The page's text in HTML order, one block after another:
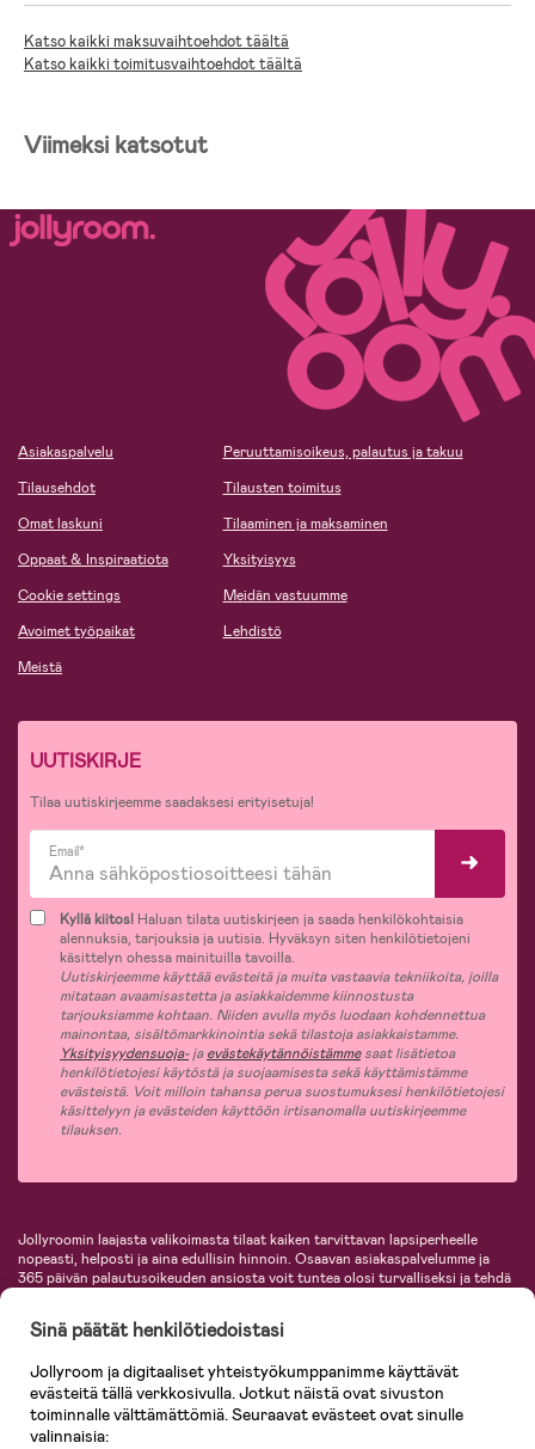
Katso kaikki maksuvaihtoehdot täältä
Katso kaikki toimitusvaihtoehdot täältä
Viimeksi katsotut
Asiakaspalvelu
Tilausehdot
Omat laskuni
Oppaat & Inspiraatiota
Cookie settings
Avoimet työpaikat
Meistä
Peruuttamisoikeus, palautus ja takuu
Tilausten toimitus
Tilaaminen ja maksaminen
Yksityisyys
Meidän vastuumme
Lehdistö
UUTISKIRJE
Tilaa uutiskirjeemme saadaksesi erityisetuja!
Email*
Kyllä kiitos! Haluan tilata uutiskirjeen ja saada henkilökohtaisia
alennuksia, tarjouksia ja uutisia. Hyväksyn siten henkilötietojeni
käsittelyn ohessa mainituilla tavoilla.
Uutiskirjeemme käyttää evästeitä ja muita vastaavia tekniikoita, joilla
mitataan avaamisastetta ja asiakkaidemme kiinnostusta
tarjouksiamme kohtaan. Niiden avulla myös luodaan kohdennettua
mainontaa, sisältömarkkinointia sekä tilastoja asiakkaistamme.
Yksityisyydensuoja-jaevästekäytännöistämmesaat lisätietoa
henkilötietojesi käytöstä ja suojaamisesta sekä käyttämistämme
evästeistä. Voit milloin tahansa perua suostumuksesi henkilötietojesi
käsittelyyn ja evästeiden käyttöön irtisanomalla uutiskirjeemme
tilauksen.
Jollyroomin laajasta valikoimasta tilaat kaiken tarvittavan lapsiperheelle
nopeasti, helposti ja aina edullisin hinnoin. Osaavan asiakaspalvelumme ja
365 päivän palautusoikeuden ansiosta voit tuntea olosi turvalliseksi ja tehdä
lastentarvikkeita sekä paljon muuta. Meiltä löydät lukuisia tunnettuja
KidKraft, Ergobaby, Philips Avent, Neonate, Cybex, LEGO ja monia muita!
Tervetuloa shoppailemaan Pohjoismaiden suurimpaan lastentarvikkeiden
verkkokauppaan!
Sinä päätät henkilötiedoistasi
Jollyroom ja digitaaliset yhteistyökumppanimme käyttävät
evästeitä tällä verkkosivulla. Jotkut näistä ovat sivuston
toiminnalle välttämättömiä. Seuraavat evästeet ovat sinulle
valinnaisia: